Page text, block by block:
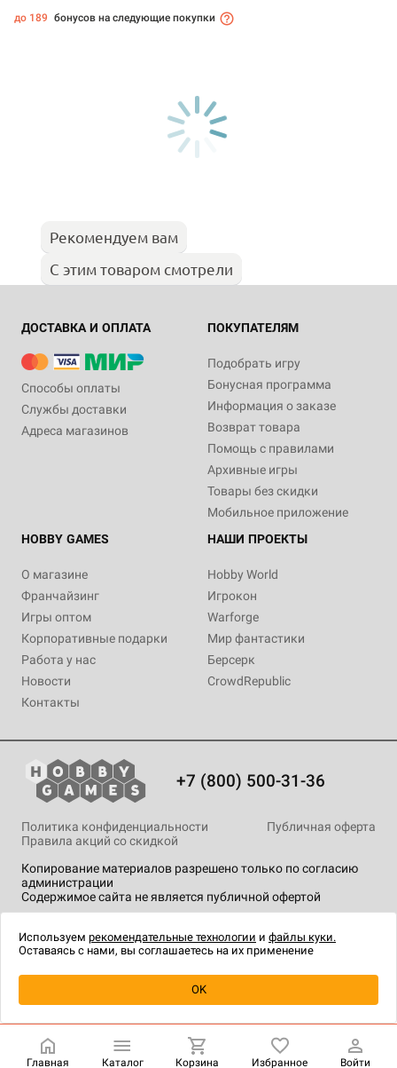
Уведомить о наличии
до 189 бонусов на следующие покупки
Рекомендуем вам
С этим товаром смотрели
ДОСТАВКА И ОПЛАТА
Способы оплаты
Службы доставки
Адреса магазинов
ПОКУПАТЕЛЯМ
Подобрать игру
Бонусная программа
Информация о заказе
Возврат товара
Помощь с правилами
Архивные игры
Товары без скидки
Мобильное приложение
HOBBY GAMES
О магазине
Франчайзинг
Игры оптом
Корпоративные подарки
Работа у нас
Новости
Контакты
НАШИ ПРОЕКТЫ
Hobby World
Игрокон
Warforge
Мир фантастики
Берсерк
CrowdRepublic
+7 (800) 500-31-36
Копирование материалов разрешено только по согласию
администрации
Содержимое сайта не является публичной офертой
Политика конфиденциальности
Публичная оферта
Правила акций со скидкой
технологии.
Главная Каталог Корзина Избранное Войти
Используем рекомендательные технологии и файлы куки.
Оставаясь с нами, вы соглашаетесь на их применение
OK